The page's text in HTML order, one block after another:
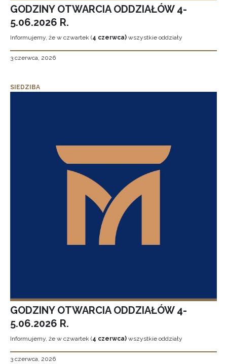
GODZINY OTWARCIA ODDZIAŁÓW 4-
5.06.2026 R.
Informujemy, że w czwartek (4 czerwca) wszystkie oddziały
3 czerwca, 2026
SIEDZIBA
GODZINY OTWARCIA ODDZIAŁÓW 4-
5.06.2026 R.
Informujemy, że w czwartek (4 czerwca) wszystkie oddziały
3 czerwca, 2026